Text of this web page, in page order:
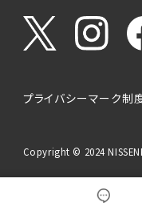
プライバシーマーク制
Copyright © 2024